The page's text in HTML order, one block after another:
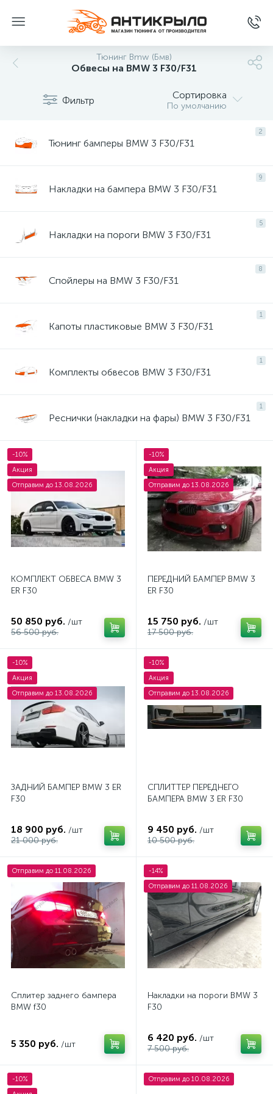
Тюнинг Bmw (Бмв)
Обвесы на BMW 3 F30/F31
Фильтр Сортировка
По умолчанию
2
Тюнинг бамперы BMW 3 F30/F31
9
Накладки на бампера BMW 3 F30/F31
5
Накладки на пороги BMW 3 F30/F31
8
Спойлеры на BMW 3 F30/F31
1
Капоты пластиковые BMW 3 F30/F31
1
Комплекты обвесов BMW 3 F30/F31
1
Реснички (накладки на фары) BMW 3 F30/F31
-10%
Акция
Отправим до 13.08.2026
КОМПЛЕКТ ОБВЕСА BMW 3
ER F30
50 850 руб. /шт
56 500 руб.
-10%
Акция
Отправим до 13.08.2026
ПЕРЕДНИЙ БАМПЕР BMW 3
ER F30
15 750 руб. /шт
17 500 руб.
-10%
Акция
Отправим до 13.08.2026
ЗАДНИЙ БАМПЕР BMW 3 ER
F30
18 900 руб. /шт
21 000 руб.
-10%
Акция
Отправим до 13.08.2026
СПЛИТТЕР ПЕРЕДНЕГО
БАМПЕРА BMW 3 ER F30
9 450 руб. /шт
10 500 руб.
Отправим до 11.08.2026
Сплитер заднего бампера
BMW f30
5 350 руб. /шт
-14%
Отправим до 11.08.2026
Накладки на пороги BMW 3
F30
6 420 руб. /шт
7 500 руб.
-10%
Отправим до 10.08.2026